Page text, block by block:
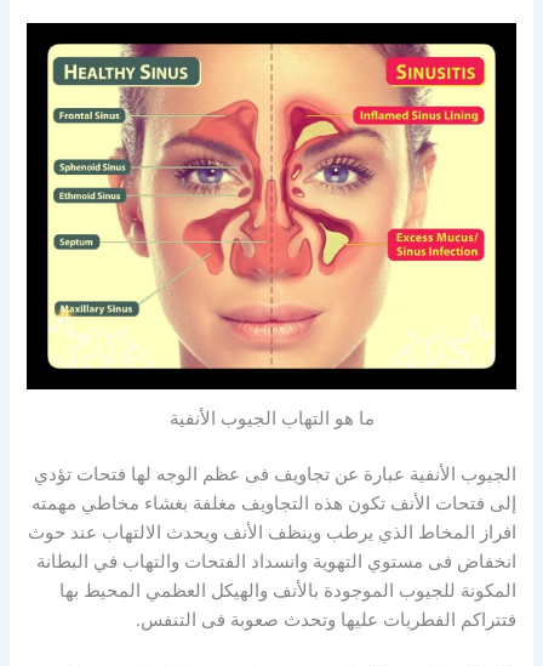
ما هو التهاب الجيوب الأنفية
الجيوب الأنفية عبارة عن تجاويف فى عظم الوجه لها فتحات تؤدي
إلى فتحات الأنف تكون هذه التجاويف مغلفة بغشاء مخاطي مهمته
افراز المخاط الذي يرطب وينظف الأنف ويحدث الالتهاب عند حوث
انخفاض فى مستوي التهوية وانسداد الفتحات والتهاب في البطانة
المكونة للجيوب الموجودة بالأنف والهيكل العظمي المحيط بها
فتتراكم الفطريات عليها وتحدث صعوبة فى التنفس.